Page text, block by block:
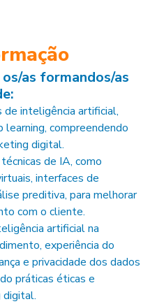
as formandos/as
de inteligência artificial,
learning, compreendendo
digital.
de IA, como
interfaces de
preditiva, para melhorar
com o cliente.
artificial na
experiência do
e privacidade dos dados
práticas éticas e
digital.